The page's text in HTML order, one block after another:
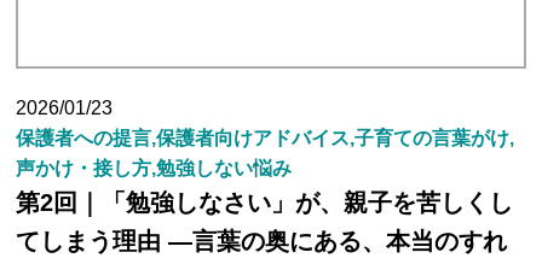
2026/01/23
保護者への提言,保護者向けアドバイス,子育ての言葉がけ,
声かけ・接し方,勉強しない悩み
第2回｜「勉強しなさい」が、親子を苦しくし
てしまう理由 ―言葉の奥にある、本当のすれ